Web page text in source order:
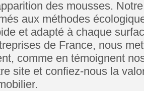
des mousses.
aux méthodes
et adapté à chaque
de France, nous
comme en témoignent
site et confiez-nous la